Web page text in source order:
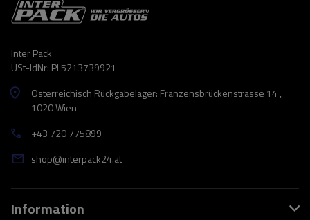
Inter Pack
USt-IdNr: PL5213739921
Österreichisch Rückgabelager: Franzensbrückenstrasse 14 ,
1020 Wien
+43 720 775899
shop@interpack24.at
Information